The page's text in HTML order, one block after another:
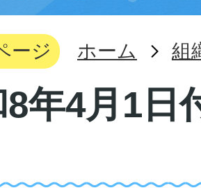
ージ ホーム 組
年4月1日